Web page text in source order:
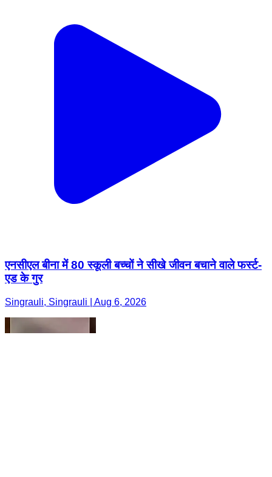
एनसीएल बीना में 80 स्कूली बच्चों ने सीखे जीवन बचाने वाले फर्स्ट-
एड के गुर
Singrauli, Singrauli | Aug 6, 2026